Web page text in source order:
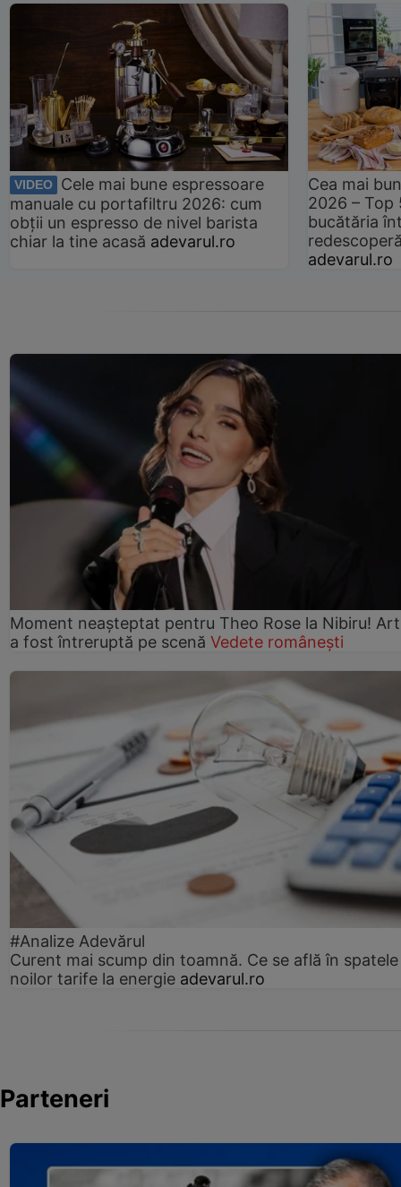
VIDEO
Cele mai bune espressoare
manuale cu portafiltru 2026: cum
obții un espresso de nivel barista
chiar la tine acasă adevarul.ro
Cea mai
2026 –
bucătăria
adevarul.ro
Moment neașteptat pentru Theo Rose la Nibiru!
a fost întreruptă pe scenă Vedete românești
#Analize Adevărul
Curent mai scump din toamnă. Ce se află în spatele
noilor tarife la energie adevarul.ro
Parteneri